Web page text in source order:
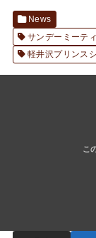
News
サンデーミーテ
軽井沢プリンス